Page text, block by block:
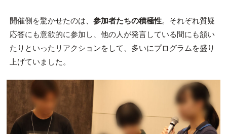
開催側を驚かせたのは、 参加者たちの積極性。それぞれ質疑
応答にも意欲的に参加し、他の人が発言している間にも頷い
たりといったリアクションをして、多いにプログラムを盛り
上げていました。